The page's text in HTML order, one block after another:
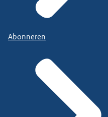
Abonneren